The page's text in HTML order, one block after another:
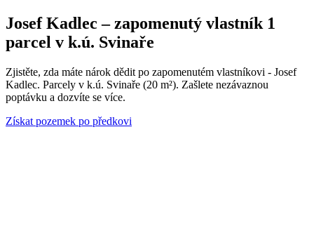
Josef Kadlec – zapomenutý vlastník 1
parcel v k.ú. Svinaře
Zjistěte, zda máte nárok dědit po zapomenutém vlastníkovi - Josef
Kadlec. Parcely v k.ú. Svinaře (20 m²). Zašlete nezávaznou
poptávku a dozvíte se více.
Získat pozemek po předkovi